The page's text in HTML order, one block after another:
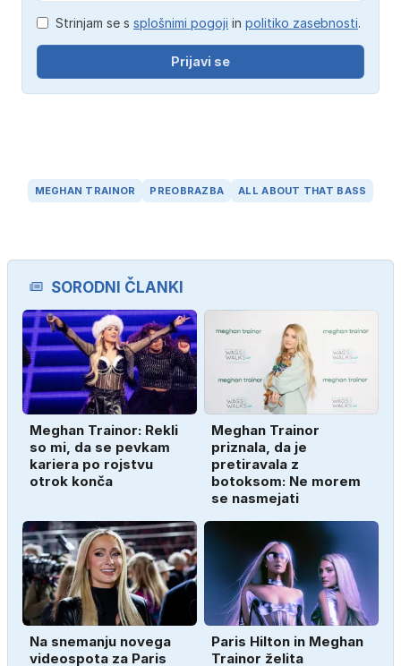
Strinjam se s splošnimi pogoji in politiko zasebnosti.
Prijavi se
MEGHAN TRAINOR PREOBRAZBA ALL ABOUT THAT BASS
SORODNI ČLANKI
Meghan Trainor: Rekli
so mi, da se pevkam
kariera po rojstvu
otrok konča
Meghan Trainor
priznala, da je
pretiravala z
botoksom: Ne morem
se nasmejati
Na snemanju novega
videospota za Paris
Paris Hilton in Meghan
Trainor želita